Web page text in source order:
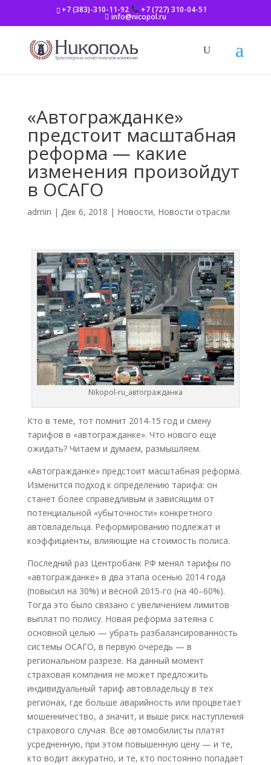
+7 (383)-310-11-92 +7 (727) 310-04-51
info@nicopol.ru
«Автогражданке»
предстоит масштабная
реформа — какие
изменения произойдут
в ОСАГО
admin | Дек 6, 2018 | Новости, Новости отрасли
Nikopol-ru_автогражданка
Кто в теме, тот помнит 2014-15 год и смену
тарифов в «автогражданке». Что нового еще
ожидать? Читаем и думаем, размышляем.
«Автогражданке» предстоит масштабная реформа.
Изменится подход к определению тарифа: он
станет более справедливым и зависящим от
потенциальной «убыточности» конкретного
автовладельца. Реформированию подлежат и
коэффициенты, влияющие на стоимость полиса.
Последний раз Центробанк РФ менял тарифы по
«автогражданке» в два этапа осенью 2014 года
(повысил на 30%) и весной 2015-го (на 40–60%).
Тогда это было связано с увеличением лимитов
выплат по полису. Новая реформа затеяна с
основной целью — убрать разбалансированность
системы ОСАГО, в первую очередь — в
региональном разрезе. На данный момент
страховая компания не может предложить
индивидуальный тариф автовладельцу в тех
регионах, где больше аварийность или процветает
мошенничество, а значит, и выше риск наступления
страхового случая. Все автомобилисты платят
усредненную, при этом повышенную цену — и те,
кто водит аккуратно, и те, кто постоянно попадает